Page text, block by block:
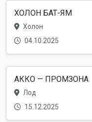
ХОЛОН БАТ-ЯМ
Холон
04.10.2025
АККО — ПРОМЗОНА
Лод
15.12.2025